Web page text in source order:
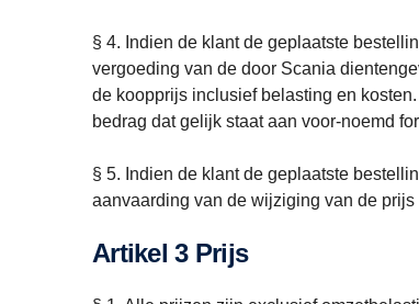
§ 4. Indien de klant de geplaatste
vergoeding van de door Scania
de koopprijs inclusief belasting en
bedrag dat gelijk staat aan voor-noemd
§ 5. Indien de klant de geplaatste
aanvaarding van de wijziging van de
Artikel 3 Prijs